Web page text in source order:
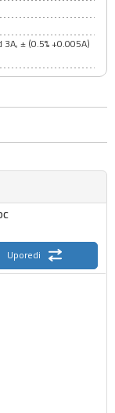
± (0.5% +0.005A)
Uporedi